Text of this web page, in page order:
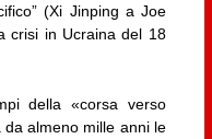
(Xi Jinping a Joe
crisi in Ucraina del 18
della «corsa verso
da almeno mille anni le